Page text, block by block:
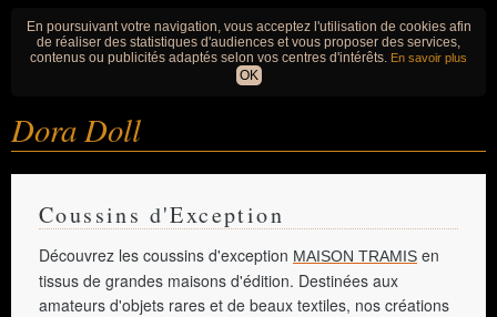
En poursuivant votre navigation, vous acceptez l'utilisation de cookies afin
de réaliser des statistiques d'audiences et vous proposer des services,
contenus ou publicités adaptés selon vos centres d'intérêts. En savoir plus
OK
Dora Doll
Coussins d'Exception
Découvrez les coussins d'exception MAISON TRAMIS en
tissus de grandes maisons d'édition. Destinées aux
amateurs d'objets rares et de beaux textiles, nos créations